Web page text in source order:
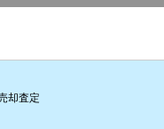
却査定